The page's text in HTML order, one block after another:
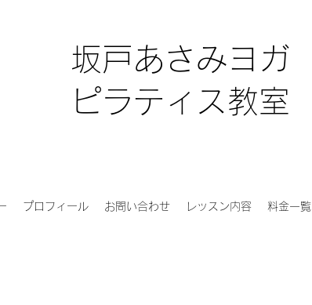
坂戸あさみヨガ
ピラティス教室
プロフィール お問い合わせ レッスン内容 料金一覧